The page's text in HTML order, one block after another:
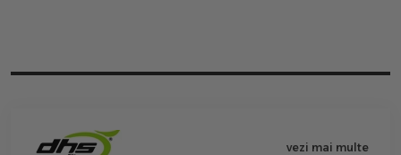
vezi mai multe